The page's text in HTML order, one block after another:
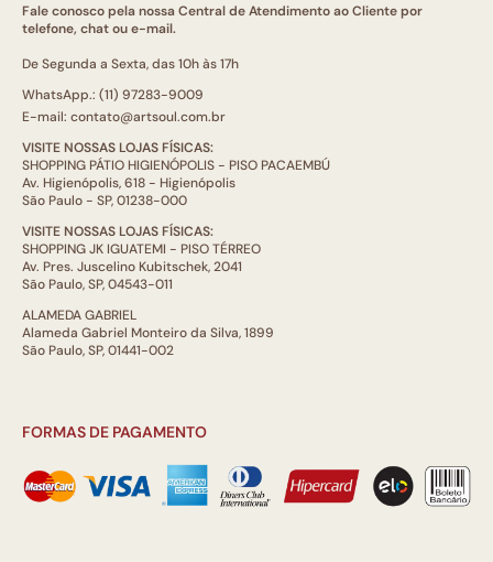
Fale conosco pela nossa Central de Atendimento ao Cliente por
telefone, chat ou e-mail.
De Segunda a Sexta, das 10h às 17h
WhatsApp.: (11) 97283-9009
E-mail: contato@artsoul.com.br
VISITE NOSSAS LOJAS FÍSICAS:
SHOPPING PÁTIO HIGIENÓPOLIS - PISO PACAEMBÚ
Av. Higienópolis, 618 - Higienópolis
São Paulo - SP, 01238-000
VISITE NOSSAS LOJAS FÍSICAS:
SHOPPING JK IGUATEMI - PISO TÉRREO
Av. Pres. Juscelino Kubitschek, 2041
São Paulo, SP, 04543-011
ALAMEDA GABRIEL
Alameda Gabriel Monteiro da Silva, 1899
São Paulo, SP, 01441-002
FORMAS DE PAGAMENTO